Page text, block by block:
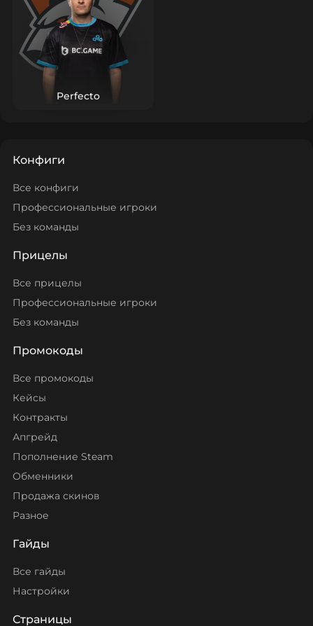
Perfecto
Конфиги
Все конфиги
Профессиональные игроки
Без команды
Прицелы
Все прицелы
Профессиональные игроки
Без команды
Промокоды
Все промокоды
Кейсы
Контракты
Апгрейд
Пополнение Steam
Обменники
Продажа скинов
Разное
Гайды
Все гайды
Настройки
Страницы